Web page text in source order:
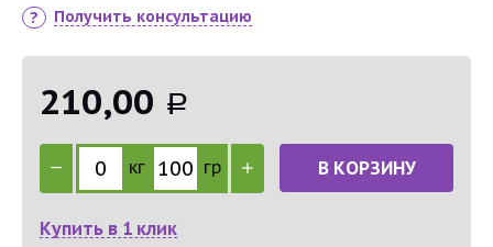
Получить консультацию
210,00 Р
кг гр В КОРЗИНУ
Купить в 1 клик